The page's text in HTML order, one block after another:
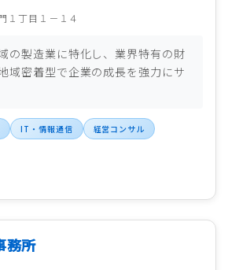
１丁目１－１４
の製造業に特化し、業界特有の財
域密着型で企業の成長を強力にサ
IT・情報通信
経営コンサル
務所